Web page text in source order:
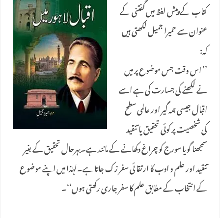
کتاب کے پیش لفظ میں گفتنی کے
عنوان سے حمیرا جمیل لکھتی ہیں
کہ:
’’ اس وقت جس موضوع پر میں
نے لکھنے کی جسارت کی ہے اسے
اقبال جیسی ہمہ گیر اور عالمی سطح
کی شخصیت پر کوئی تحقیق یا تنقید
سمجھنا گویا سورج کو چراغ دکھانے کے مانند ہے۔بہرحال تحقیق کے بغیر
تنقید اور علم و ادب کا ارتقا ئی سفر رْک جاتا ہے۔لہٰذا میں اپنے موضوع
کے انتخاب کے مطابق علم کا سفر جاری رکھتی ہوں‘‘۔